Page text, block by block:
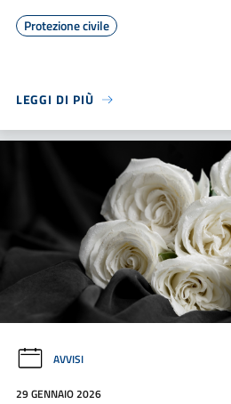
Protezione civile
LEGGI DI PIÙ
AVVISI
29 GENNAIO 2026